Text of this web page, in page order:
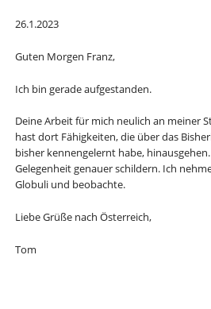
26.1.2023
Guten Morgen Franz,
Ich bin gerade aufgestanden.
Deine Arbeit für mich neulich an meiner
hast dort Fähigkeiten, die über das
bisher kennengelernt habe,
Gelegenheit genauer schildern. Ich
Globuli und beobachte.
Liebe Grüße nach Österreich,
Tom